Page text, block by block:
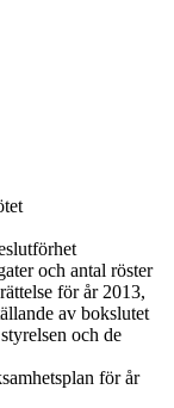
och antal röster
för år 2013,
av bokslutet
och de
för år